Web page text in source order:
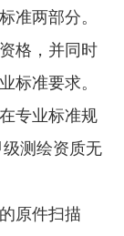
两部分。
格，并同时
标准要求。
专业标准规
测绘资质无
原件扫描